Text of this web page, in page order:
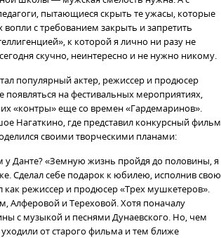
пытающиеся скрыть те ужасы, которые
с требованием закрыть и запретить
к которой я лично ни разу не
скучно, неинтересно и не нужно никому.
популярный актер, режиссер и продюсер
появляться на фестивальных мероприятиях,
«контры» еще со времен «Гардемаринов».
Нагаткино, где представил конкурсный фильм
своими творческими планами:
у Данте? «Земную жизнь пройдя до половины, я
Сделал себе подарок к юбилею, исполнив свою
режиссер и продюсер «Трех мушкетеров».
Алферовой и Тереховой. Хотя поначалу
с музыкой и песнями Дунаевского. Но, чем
от старого фильма и тем ближе